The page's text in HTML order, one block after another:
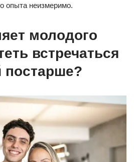
опыта неизмеримо.
молодого
встречаться